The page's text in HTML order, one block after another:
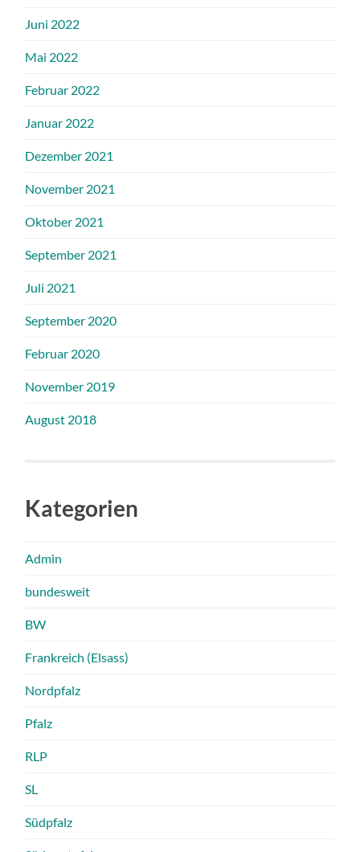
Juni 2022
Mai 2022
Februar 2022
Januar 2022
Dezember 2021
November 2021
Oktober 2021
September 2021
Juli 2021
September 2020
Februar 2020
November 2019
August 2018
Kategorien
Admin
bundesweit
BW
Frankreich (Elsass)
Nordpfalz
Pfalz
RLP
SL
Südpfalz